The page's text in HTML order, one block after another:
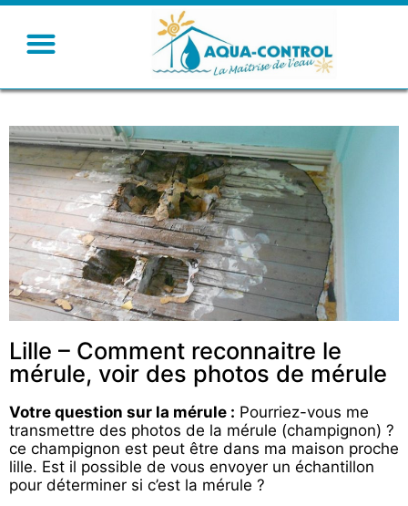
Lille – Comment reconnaitre le
mérule, voir des photos de mérule
Votre question sur la mérule : Pourriez-vous me
transmettre des photos de la mérule (champignon) ?
ce champignon est peut être dans ma maison proche
lille. Est il possible de vous envoyer un échantillon
pour déterminer si c’est la mérule ?